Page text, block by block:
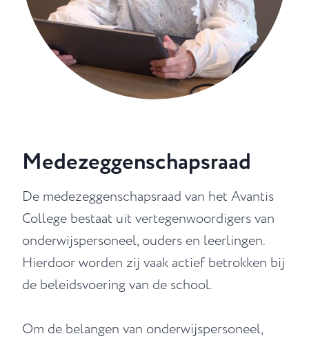
Medezeggenschapsraad
De medezeggenschapsraad van het Avantis
College bestaat uit vertegenwoordigers van
onderwijspersoneel, ouders en leerlingen.
Hierdoor worden zij vaak actief betrokken bij
de beleidsvoering van de school.
Om de belangen van onderwijspersoneel,